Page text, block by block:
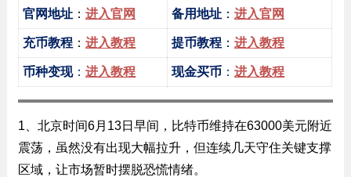
官网地址 ：进入官网 备用地址 ：进入官网
充币教程 ：进入教程 提币教程 ：进入教程
币种变现：进入教程 现金买币 ：进入教程
1、北京时间6月13日早间，比特币维持在63000美元附近
震荡，虽然没有出现大幅拉升，但连续几天守住关键支撑
区域，让市场暂时摆脱恐慌情绪。